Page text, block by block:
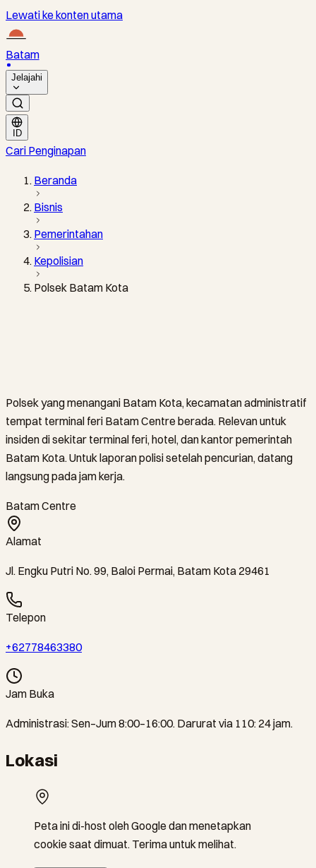
Lewati ke konten utama
Batam
Jelajahi
ID
Cari Penginapan
Beranda
Bisnis
Pemerintahan
Kepolisian
Polsek Batam Kota
Polsek yang menangani Batam Kota, kecamatan administratif
tempat terminal feri Batam Centre berada. Relevan untuk
insiden di sekitar terminal feri, hotel, dan kantor pemerintah
Batam Kota. Untuk laporan polisi setelah pencurian, datang
langsung pada jam kerja.
Batam Centre
Alamat
Jl. Engku Putri No. 99, Baloi Permai, Batam Kota 29461
Telepon
+62778463380
Jam Buka
Administrasi: Sen–Jum 8:00–16:00. Darurat via 110: 24 jam.
Lokasi
Peta ini di-host oleh Google dan menetapkan
cookie saat dimuat. Terima untuk melihat.